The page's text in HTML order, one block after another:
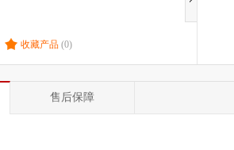
收藏产品 (0)
售后保障